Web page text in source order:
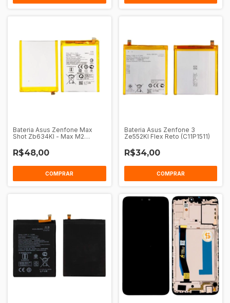
Bateria Asus Zenfone Max
Shot Zb634Kl - Max M2
R$48,00
COMPRAR
Bateria Asus Zenfone 3
Ze552Kl Flex Reto (C11P1511)
R$34,00
COMPRAR